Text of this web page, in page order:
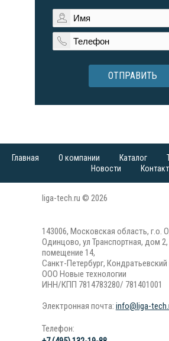
ОТПРАВИТЬ
Главная О компании Каталог
Новости
liga-tech.ru © 2026
143006, Московская область, г.о.
Одинцово, ул Транспортная, дом 2,
помещение 14,
Санкт-Петербург, Кондратьевский
ООО Новые технологии
ИНН/КПП 7814783280/ 781401001
Электронная почта: info@liga-
Телефон: